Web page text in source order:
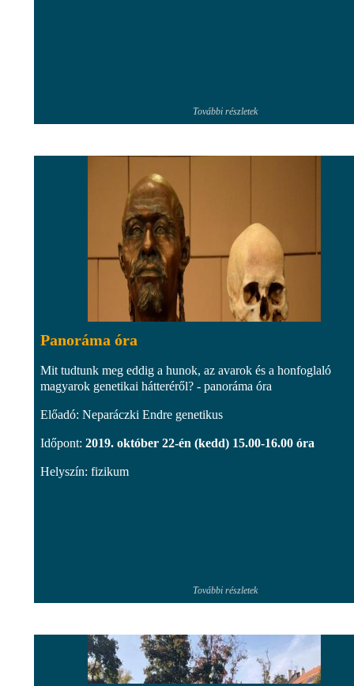
További részletek
Panoráma óra
Mit tudtunk meg eddig a hunok, az avarok és a honfoglaló
magyarok genetikai hátteréről? - panoráma óra
Előadó: Neparáczki Endre genetikus
Időpont: 2019. október 22-én (kedd) 15.00-16.00 óra
Helyszín: fizikum
További részletek